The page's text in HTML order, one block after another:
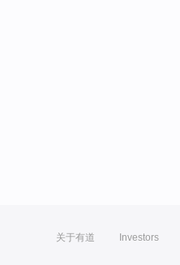
关于有道 Investors